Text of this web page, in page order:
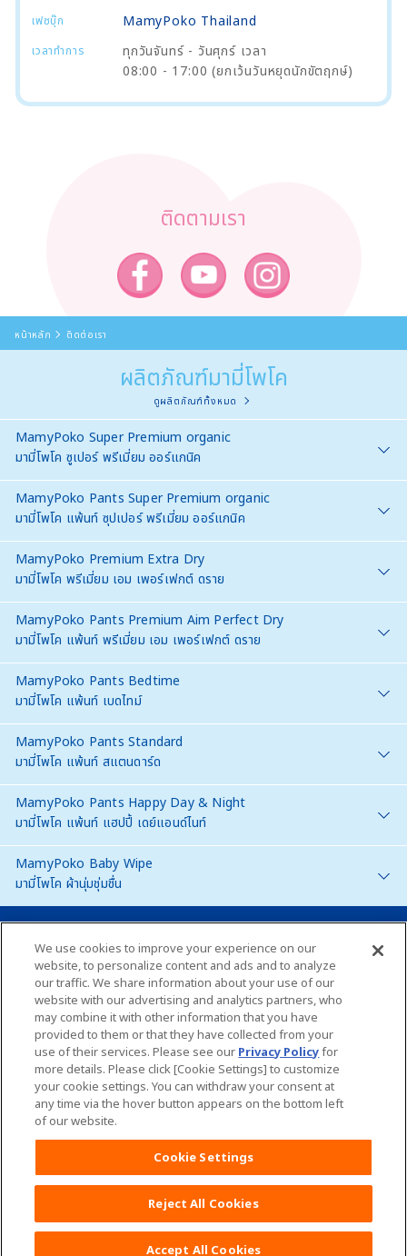
เฟซบุ๊ก MamyPoko Thailand
เวลาทำการ
ทุกวันจันทร์ - วันศุกร์ เวลา
08:00 - 17:00 (ยกเว้นวันหยุดนักขัตฤกษ์)
ติดตามเรา
หน้าหลัก ติดต่อเรา
ผลิตภัณฑ์มามี่โพโค
ดูผลิตภัณฑ์ทั้งหมด
MamyPoko Super Premium organic
มามี่โพโค ซูเปอร์ พรีเมี่ยม ออร์แกนิค
MamyPoko Pants Super Premium organic
มามี่โพโค แพ้นท์ ซุปเปอร์ พรีเมี่ยม ออร์แกนิค
MamyPoko Premium Extra Dry
มามี่โพโค พรีเมี่ยม เอม เพอร์เฟกต์ ดราย
MamyPoko Pants Premium Aim Perfect Dry
มามี่โพโค แพ้นท์ พรีเมี่ยม เอม เพอร์เฟกต์ ดราย
MamyPoko Pants Bedtime
มามี่โพโค แพ้นท์ เบดไทม์
MamyPoko Pants Standard
มามี่โพโค แพ้นท์ สแตนดาร์ด
MamyPoko Pants Happy Day & Night
มามี่โพโค แพ้นท์ แฮปปี้ เดย์แอนด์ไนท์
MamyPoko Baby Wipe
มามี่โพโค ผ้านุ่มชุ่มชื่น
แผนผังเว็บไซต์
ติดต่อเรา
Global Websites
เกี่ยวกับเรา เงื่อนไขและข้อกำหนดในการเข้าใช้เว็บไซต์
Copyright© Unicharm Corporation
We use cookies to improve your experience on our
website, to personalize content and ads and to analyze
our traffic. We share information about your use of our
website with our advertising and analytics partners, who
may combine it with other information that you have
provided to them or that they have collected from your
use of their services. Please see our Privacy Policyfor
more details. Please click [Cookie Settings] to customize
your cookie settings. You can withdraw your consent at
any time via the hover button appears on the bottom left
of our website.
Cookie Settings
Reject All Cookies
Accept All Cookies